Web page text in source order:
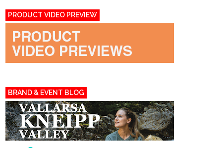
PRODUCT VIDEO PREVIEW
BRAND & EVENT BLOG